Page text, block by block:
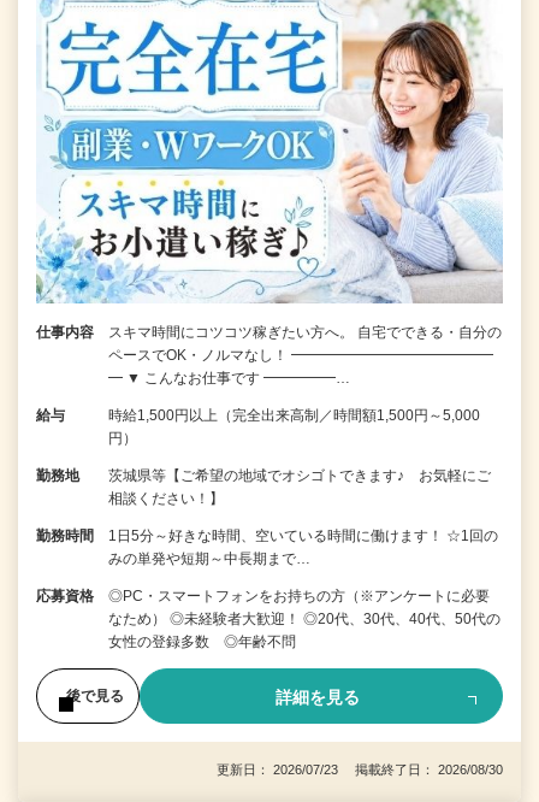
仕事内容
スキマ時間にコツコツ稼ぎたい方へ。 自宅でできる・自分の
ペースでOK・ノルマなし！ ━━━━━━━━━━━━━━
━ ▼ こんなお仕事です ━━━━━…
給与
時給1,500円以上（完全出来高制／時間額1,500円～5,000
円）
勤務地
茨城県等【ご希望の地域でオシゴトできます♪ お気軽にご
相談ください！】
勤務時間
1日5分～好きな時間、空いている時間に働けます！ ☆1回の
みの単発や短期～中長期まで…
応募資格
◎PC・スマートフォンをお持ちの方（※アンケートに必要
なため） ◎未経験者大歓迎！ ◎20代、30代、40代、50代の
女性の登録多数 ◎年齢不問
後で見る 詳細を見る
更新日： 2026/07/23 掲載終了日： 2026/08/30